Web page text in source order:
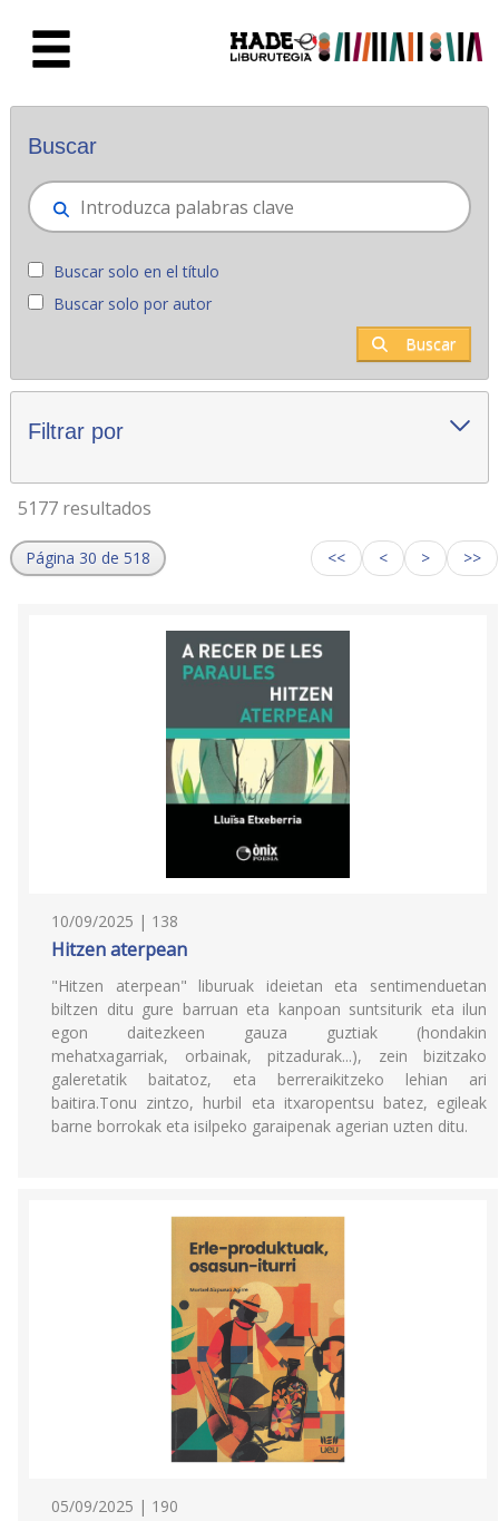
Novedades - Liburutegia
Buscar
Buscar solo en el título
Buscar solo por autor
Buscar
Filtrar por
5177 resultados
Página 30 de 518 << < > >>
10/09/2025 | 138
Hitzen aterpean
"Hitzen aterpean" liburuak ideietan eta sentimenduetan
biltzen ditu gure barruan eta kanpoan suntsiturik eta ilun
egon daitezkeen gauza guztiak (hondakin
mehatxagarriak, orbainak, pitzadurak...), zein bizitzako
galeretatik baitatoz, eta berreraikitzeko lehian ari
baitira.Tonu zintzo, hurbil eta itxaropentsu batez, egileak
barne borrokak eta isilpeko garaipenak agerian uzten ditu.
05/09/2025 | 190